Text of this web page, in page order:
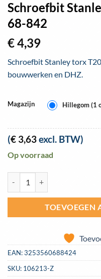
Schroefbit
68-842
€4,39
Schroefbit Stanley torx
bouwwerken en DHZ.
Magazijn Hillegom (1
(€ 3,63excl. BTW)
Op voorraad
TOEVOEGEN
EAN:3253560688424
SKU: 106213-Z